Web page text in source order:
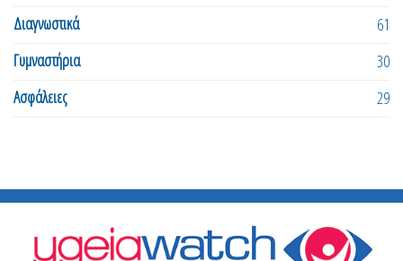
Διαγνωστικά
61
Γυμναστήρια
30
Ασφάλειες
29